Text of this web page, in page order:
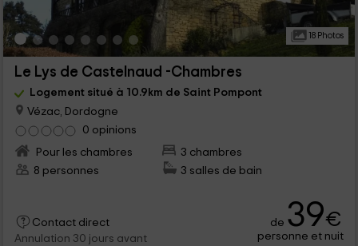
18 Photos
Le Lys de Castelnaud -Chambres
Logement situé à 10.9km de Saint Pompont
Vézac, Dordogne
0 opinions
Pour les chambres
3 chambres
8 personnes
3 salles de bain
Contact direct
Annulation 30 jours avant
de 39€
personne et nuit